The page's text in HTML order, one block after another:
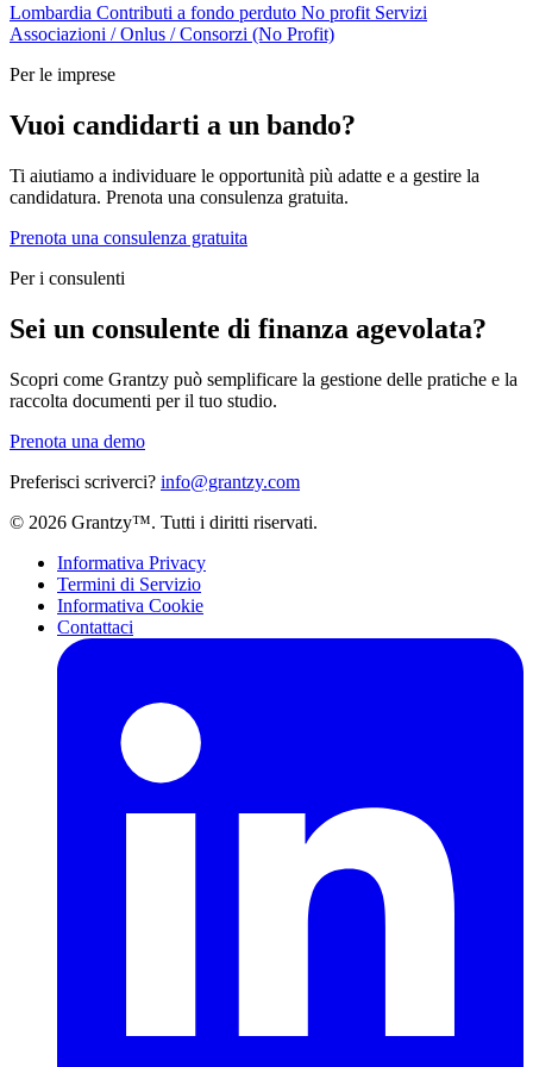
Lombardia Contributi a fondo perduto No profit Servizi
Associazioni / Onlus / Consorzi (No Profit)
Per le imprese
Vuoi candidarti a un bando?
Ti aiutiamo a individuare le opportunità più adatte e a gestire la
candidatura. Prenota una consulenza gratuita.
Prenota una consulenza gratuita
Per i consulenti
Sei un consulente di finanza agevolata?
Scopri come Grantzy può semplificare la gestione delle pratiche e la
raccolta documenti per il tuo studio.
Prenota una demo
Preferisci scriverci? info@grantzy.com
© 2026 Grantzy™. Tutti i diritti riservati.
Informativa Privacy
Termini di Servizio
Informativa Cookie
Contattaci